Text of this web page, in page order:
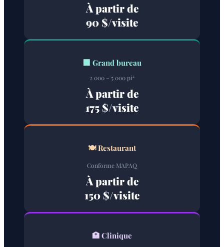
À partir de
90 $/visite
🏢 Grand bureau
2 000 – 5 000 pi²
À partir de
175 $/visite
🍽️ Restaurant
Conforme MAPAQ
À partir de
150 $/visite
🏥 Clinique